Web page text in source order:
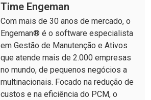
Time Engeman
Com mais de 30 anos de mercado, o
Engeman® é o software especialista
em Gestão de Manutenção e Ativos
que atende mais de 2.000 empresas
no mundo, de pequenos negócios a
multinacionais. Focado na redução de
custos e na eficiência do PCM, o